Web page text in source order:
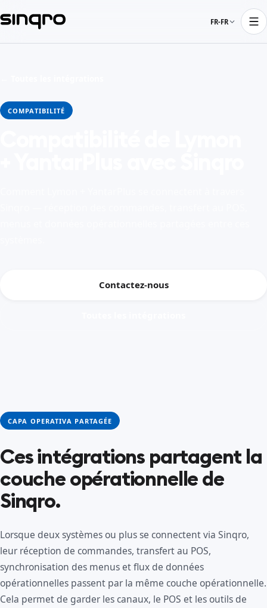
FR-FR
COMPATIBILITÉ
Contactez-nous
CAPA OPERATIVA PARTAGÉE
Ces intégrations partagent la
couche opérationnelle de
Sinqro.
Lorsque deux systèmes ou plus se connectent via Sinqro,
leur réception de commandes, transfert au POS,
synchronisation des menus et flux de données
opérationnelles passent par la même couche opérationnelle.
Cela permet de garder les canaux, le POS et les outils de